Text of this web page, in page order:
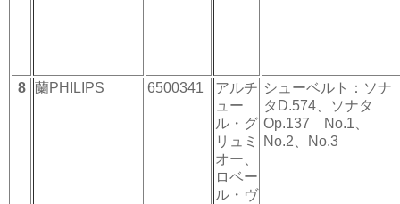
8 蘭PHILIPS 6500341
アルチ
ュー
ル・グ
リュミ
オー、
ロベー
ル・ヴ
シューベルト：ソナ
タD.574、ソナタ
Op.137 No.1、
No.2、No.3